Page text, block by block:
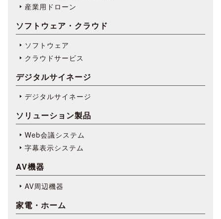
産業用ドローン
ソフトウェア・クラウド
ソフトウェア
クラウドサービス
デジタルサイネージ
デジタルサイネージ
ソリューション製品
Web会議システム
字幕表⽰システム
AV機器
AV周辺機器
家電・ホーム